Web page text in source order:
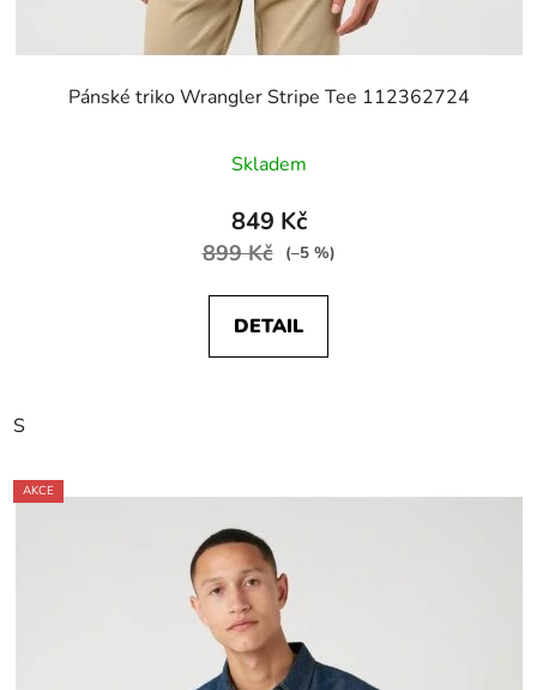
Pánské triko Wrangler Stripe Tee 112362724
Skladem
849 Kč
899 Kč (–5 %)
DETAIL
S
AKCE